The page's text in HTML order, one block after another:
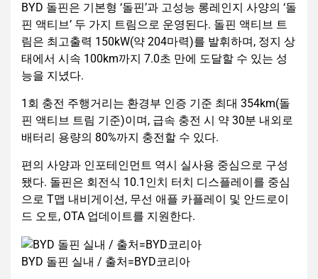
BYD 돌핀은 기본형 ‘돌핀’과 고성능 롱레인지 사양의 ‘돌
핀 액티브’ 두 가지 트림으로 운영된다. 돌핀 액티브 트
림은 최고출력 150kW(약 204마력)를 발휘하며, 정지 상
태에서 시속 100km까지 7.0초 만에 도달할 수 있는 성
능을 지녔다.
1회 충전 주행거리는 환경부 인증 기준 최대 354km(돌
핀 액티브 트림 기준)이며, 급속 충전 시 약 30분 내외로
배터리 용량의 80%까지 충전할 수 있다.
편의 사양과 인포테인먼트 역시 실사용 중심으로 구성
됐다. 돌핀은 회전식 10.1인치 터치 디스플레이를 중심
으로 T맵 내비게이션, 무선 애플 카플레이 및 안드로이
드 오토, OTA 업데이트를 지원한다.
BYD 돌핀 실내 / 출처=BYD코리아